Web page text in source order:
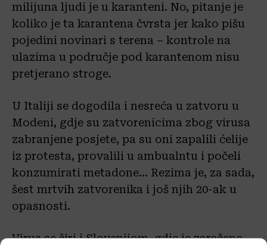
milijuna ljudi je u karanteni. No, pitanje je
koliko je ta karantena čvrsta jer kako pišu
pojedini novinari s terena – kontrole na
ulazima u područje pod karantenom nisu
pretjerano stroge.
U Italiji se dogodila i nesreća u zatvoru u
Modeni, gdje su zatvorenicima zbog virusa
zabranjene posjete, pa su oni zapalili ćelije
iz protesta, provalili u ambualntu i počeli
konzumirati metadone… Rezima je, za sada,
šest mrtvih zatvorenika i još njih 20-ak u
opasnosti.
Virus se širi i Slovenijom, gdje je zaraženo